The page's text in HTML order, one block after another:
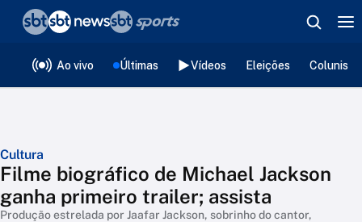
Ao vivo Últimas Vídeos Eleições
Cultura
Filme biográfico de Michael Jackson
ganha primeiro trailer; assista
Produção estrelada por Jaafar Jackson, sobrinho do cantor,
❮voltar
Editorias